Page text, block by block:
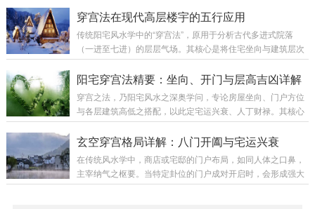
午7至11点为佳，此时阳气旺盛，最宜搬迁。下...
兆。今日便将民间传承中最灵验的八种家宅兴旺之兆，一一列
现象：家中绿植无缘由地枝繁叶茂，叶片油亮反光，或多年未
开花的植物突然绽放。原理：植物最为敏感，能感知气场之好
业与财富，此为财气正在汇聚的前奏。对照...
穿宫法在现代高层楼宇的五行应用
传统阳宅风水学中的“穿宫法”，原用于分析古代多进式院落
（一进至七进）的层层气场。其核心是将住宅坐向与建筑层次
结合，以五行相生之理推断各层吉凶。此法虽源于平面建筑，
但其五行流转的原理，同样可延展应用于现代高层楼宇的楼层
的五行属性仅由坐向决定：坐向为正东、正南、正西、正北
（四正位）的楼宇，其第一层（及整栋楼的基准五行）属金，
宇，其第一层（及整栋楼的基准五行）属土，称为“土...
阳宅穿宫法精要：坐向、开门与层高吉凶详解
穿宫之法，乃阳宅风水之深奥学问，专论房屋坐向、门户方位
与各层建筑高低之搭配，以此定宅运兴衰、人丁财禄。其核心
在于使吉星（贪狼、巨门、武曲、辅弼）所在方位之房屋高大
得势，凶星（禄存、文曲、廉贞、破军）所在处宜低伏，并讲
层气：自头层起，依“水→木→火→土→金”之序，五行相生，
循环往复。各层房屋之五行属性，须与所在方位之卦气生合为
玄空穿宫格局详解：八门开阖与宅运兴衰
在传统风水学中，商店或宅邸的门户布局，如同人体之口鼻，
主宰纳气之枢要。当特定卦位的门户成对开启时，会形成强大
的气场流通，古人称之为“穿宫”。不同组合引动不同星气，吉